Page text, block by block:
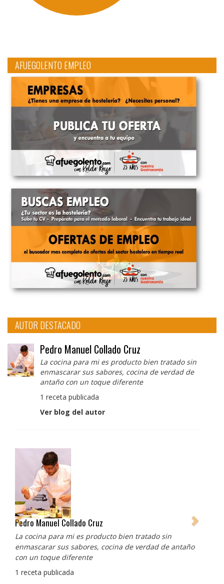
AFUEGOLENTO EMPLEO
AUTOR DESTACADO
Pedro Manuel Collado Cruz
La cocina para mi es producto bien tratado sin
enmascarar sus sabores, cocina de verdad de
antaño con un toque diferente
1 receta publicada
Ver blog del autor
Albert Adrià
Redes sociales:
https://www.instagram.com/enigma_albertadria/
https://www.instagram.com/albertadriaprojects/
3 recetas publicadas